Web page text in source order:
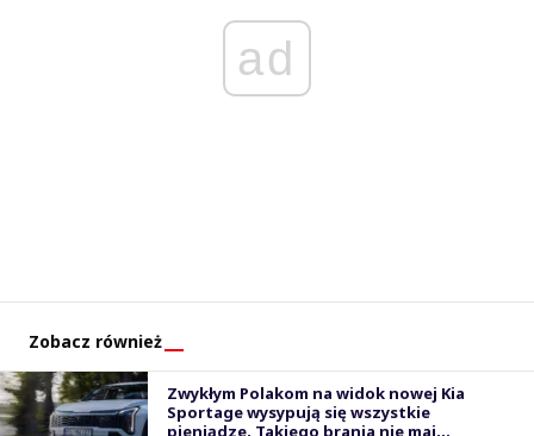
ad
Zobacz również
Zwykłym Polakom na widok nowej Kia
Sportage wysypują się wszystkie
pieniądze. Takiego brania nie maj...